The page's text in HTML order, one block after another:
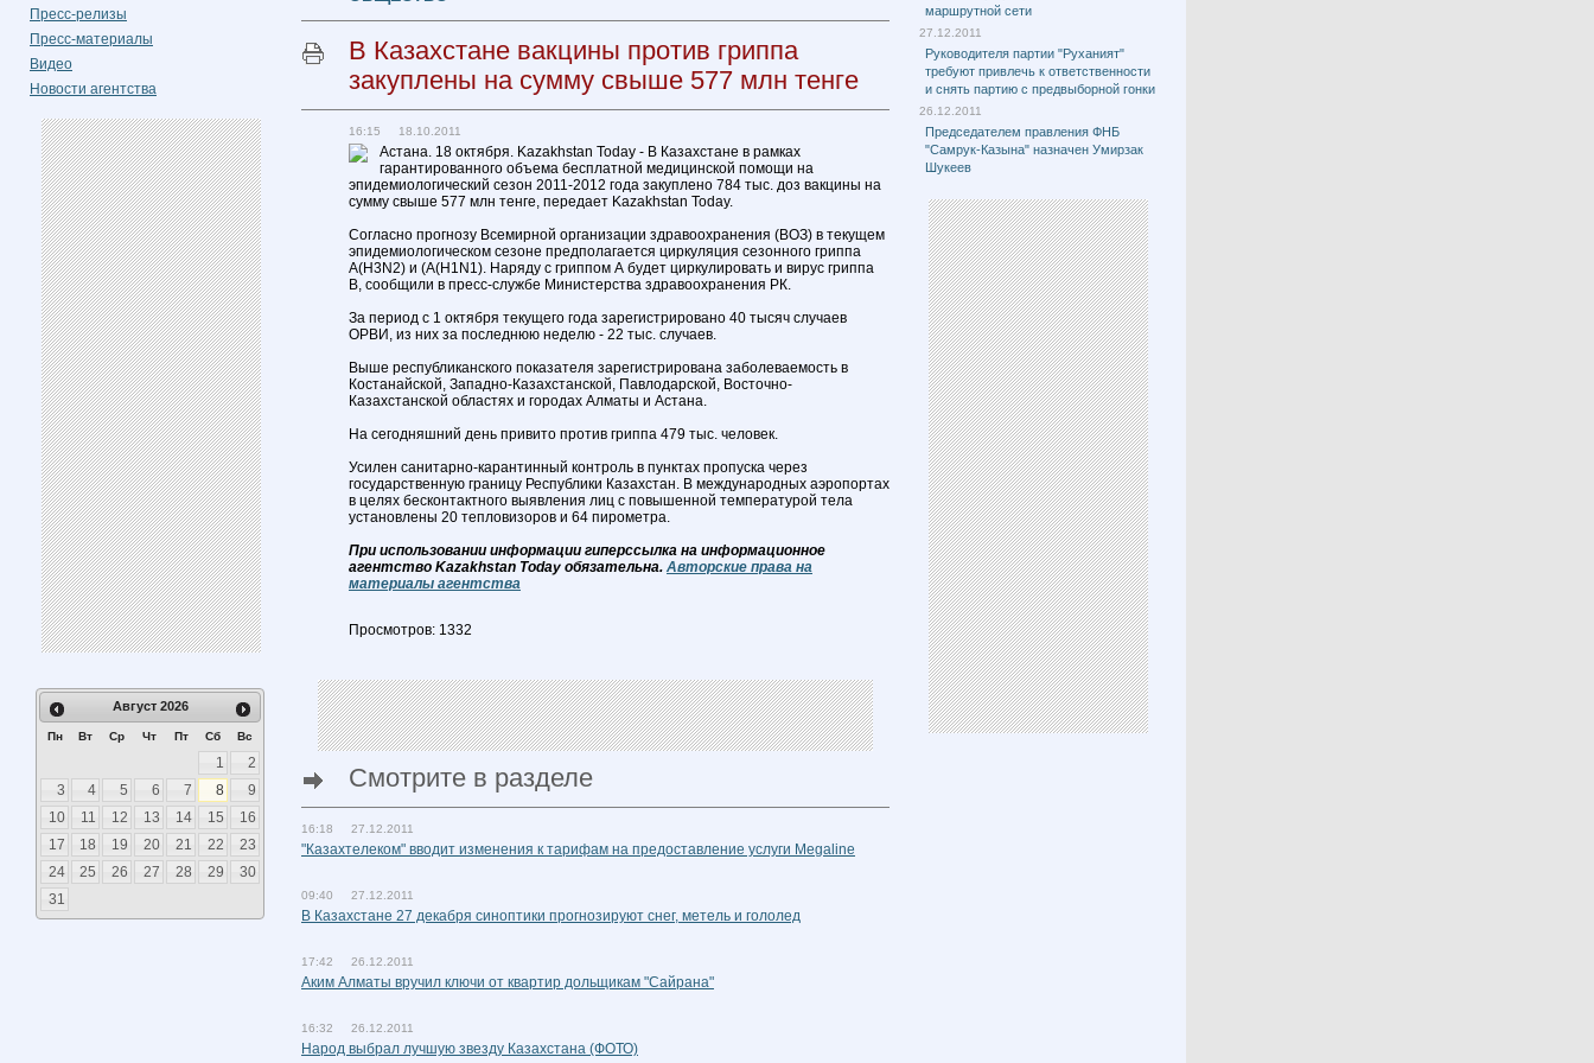
Пресс-релизы
Пресс-материалы
Видео
Новости агентства
Август 2026
Пн Вт Ср Чт Пт Сб Вс
1
2
3
4 5 6 7 8
9
10
11 12 13 14 15
16
17
18 19 20 21 22
23
24
25 26 27 28 29
30
31
В Казахстане вакцины против гриппа
закуплены на сумму свыше 577 млн тенге
16:15 18.10.2011
Астана. 18 октября. Kazakhstan Today - В Казахстане в рамках
гарантированного объема бесплатной медицинской помощи на
эпидемиологический сезон 2011-2012 года закуплено 784 тыс. доз вакцины на
сумму свыше 577 млн тенге, передает Kazakhstan Today.
Согласно прогнозу Всемирной организации здравоохранения (ВОЗ) в текущем
эпидемиологическом сезоне предполагается циркуляция сезонного гриппа
A(H3N2) и (А(H1N1). Наряду с гриппом А будет циркулировать и вирус гриппа
В, сообщили в пресс-службе Министерства здравоохранения РК.
За период с 1 октября текущего года зарегистрировано 40 тысяч случаев
ОРВИ, из них за последнюю неделю - 22 тыс. случаев.
Выше республиканского показателя зарегистрирована заболеваемость в
Костанайской, Западно-Казахстанской, Павлодарской, Восточно-
Казахстанской областях и городах Алматы и Астана.
На сегодняшний день привито против гриппа 479 тыс. человек.
Усилен санитарно-карантинный контроль в пунктах пропуска через
государственную границу Республики Казахстан. В международных аэропортах
в целях бесконтактного выявления лиц с повышенной температурой тела
установлены 20 тепловизоров и 64 пирометра.
При использовании информации гиперссылка на информационное
агентство Kazakhstan Today обязательна. Авторские права на
материалы агентства
Просмотров: 1332
Смотрите в разделе
16:18 27.12.2011
"Казахтелеком" вводит изменения к тарифам на предоставление услуги Megaline
09:40 27.12.2011
В Казахстане 27 декабря синоптики прогнозируют снег, метель и гололед
17:42 26.12.2011
Аким Алматы вручил ключи от квартир дольщикам "Сайрана"
16:32 26.12.2011
Народ выбрал лучшую звезду Казахстана (ФОТО)
маршрутной сети
27.12.2011
Руководителя партии "Руханият"
требуют привлечь к ответственности
и снять партию с предвыборной гонки
26.12.2011
Председателем правления ФНБ
"Самрук-Казына" назначен Умирзак
Шукеев